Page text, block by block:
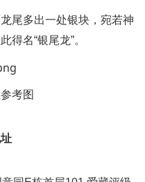
尾多出一处银块，宛若神
得名“银尾龙”。
考图